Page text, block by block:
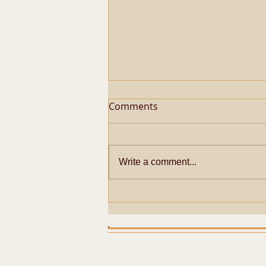
Metaphysical Secrets of
Pazhayarai Vadathali
Dharmapureeswarar
Comments
Write a comment...